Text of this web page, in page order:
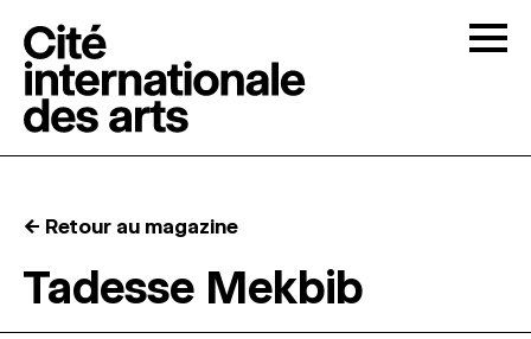
RÉSIDENCES ↓
← Retour au magazine
Tadesse Mekbib